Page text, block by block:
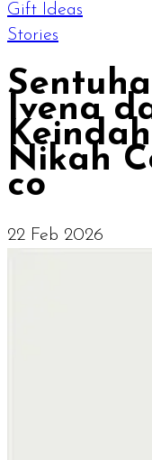
Gift Ideas
Stories
Ivena
Nikah
co
22 Feb 2026